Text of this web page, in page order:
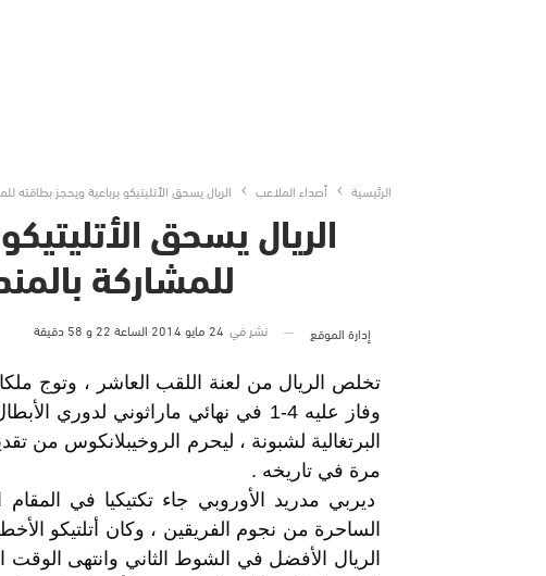
الرئيسية أصداء الملاعب الريال يسحق الأتليتيكو برباعية ويحجز بطاقته
الريال يسحق
للمشاركة
إدارة الموقع نشر في 24 مايو 2014 الساعة 22 و 58 دقيقة
تخلص الريال من لعنة اللقب العاشر ، وتوج ملكا
وفاز عليه 4-1 في نهائي ماراثوني
البرتغالية لشبونة ، ليحرم الروخيبلانكوس من
مرة في تاريخه .
ديربي مدريد الأوروبي جاء تكتيكيا في
الساحرة من نجوم الفريقين ، وكان أتلتيكو
الريال الأفضل في الشوط الثاني وانتهى الوقت